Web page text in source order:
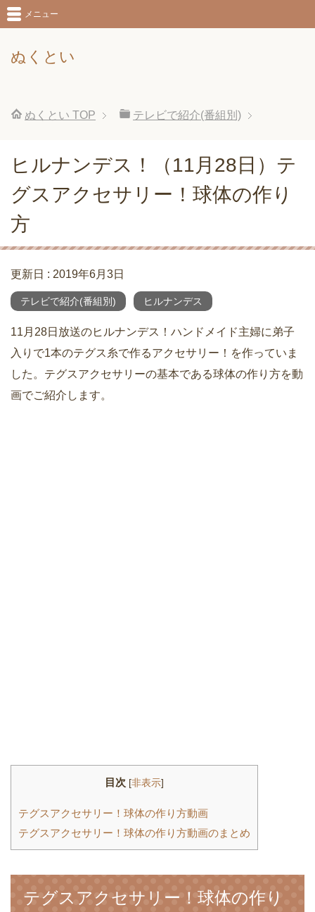
ぬくとい
メニュー
ぬくとい TOP テレビで紹介(番組別)
ヒルナンデス！（11月28日）テ
グスアクセサリー！球体の作り
方
更新日 : 2019年6月3日
テレビで紹介(番組別) ヒルナンデス
11月28日放送のヒルナンデス！ハンドメイド主婦に弟子
入りで1本のテグス糸で作るアクセサリー！を作っていま
した。テグスアクセサリーの基本である球体の作り方を動
画でご紹介します。
目次 [非表示]
テグスアクセサリー！球体の作り方動画
テグスアクセサリー！球体の作り方動画のまとめ
テグスアクセサリー！球体の作り